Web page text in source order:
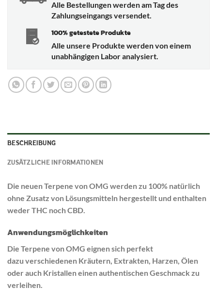
Alle Bestellungen werden am Tag des
Zahlungseingangs versendet.
100% getestete Produkte
Alle unsere Produkte werden von einem
unabhängigen Labor analysiert.
BESCHREIBUNG
ZUSÄTZLICHE INFORMATIONEN
Die neuen Terpene von OMG werden zu 100% natürlich
ohne Zusatz von Lösungsmitteln hergestellt und enthalten
weder THC noch CBD.
Anwendungsmöglichkeiten
Die Terpene von OMG eignen sich perfekt
dazu verschiedenen Kräutern, Extrakten, Harzen, Ölen
oder auch Kristallen einen authentischen Geschmack zu
verleihen.